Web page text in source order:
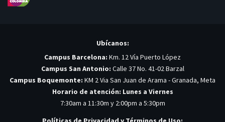
Ubícanos:
Campus Barcelona: Km. 12 Vía Puerto López
Campus San Antonio: Calle 37 No. 41-02 Barzal
Campus Boquemonte: KM 2 Via San Juan de Arama - Granada, Meta
Horario de atención: Lunes a Viernes
7:30am a 11:30m y 2:00pm a 5:30pm